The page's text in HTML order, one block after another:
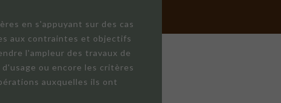
en s'appuyant sur des cas
aux contraintes et objectifs
l'ampleur des travaux de
ou encore les critères
auxquelles ils ont